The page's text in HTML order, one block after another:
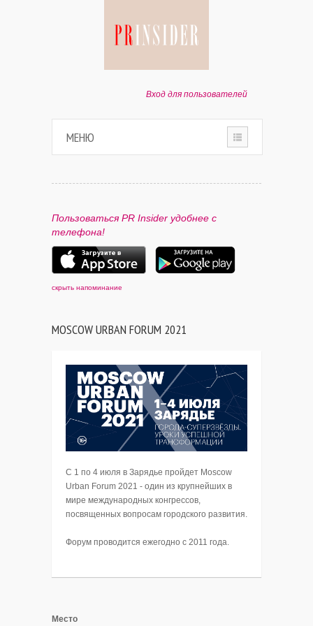
Вход для пользователей
МЕНЮ
ПАРТНЕРАМ
КОНТАКТЫ
Пользоваться PR Insider удобнее с
телефона!
скрыть напоминание
MOSCOW URBAN FORUM 2021
C 1 по 4 июля в Зарядье пройдет Moscow
Urban Forum 2021 - один из крупнейших в
мире международных конгрессов,
посвященных вопросам городского развития.
Форум проводится ежегодно с 2011 года.
Место